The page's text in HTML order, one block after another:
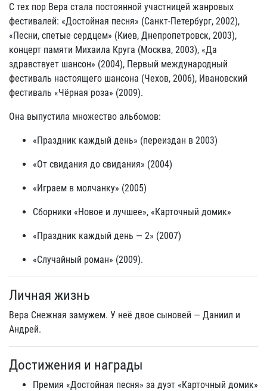
С тех пор Вера стала постоянной участницей жанровых
фестивалей: «Достойная песня» (Санкт‑Петербург, 2002),
«Песни, спетые сердцем» (Киев, Днепропетровск, 2003),
концерт памяти Михаила Круга (Москва, 2003), «Да
здравствует шансон» (2004), Первый международный
фестиваль настоящего шансона (Чехов, 2006), Ивановский
фестиваль «Чёрная роза» (2009).
Она выпустила множество альбомов:
«Праздник каждый день» (переиздан в 2003)
«От свидания до свидания» (2004)
«Играем в молчанку» (2005)
Сборники «Новое и лучшее», «Карточный домик»
«Праздник каждый день — 2» (2007)
«Случайный роман» (2009).
Личная жизнь
Вера Снежная замужем. У неё двое сыновей — Даниил и
Андрей.
Достижения и награды
Премия «Достойная песня» за дуэт «Карточный домик»